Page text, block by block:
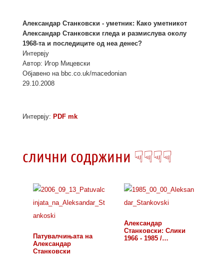
Александар Станковски ­- уметник: Како уметникот
Александар Станковски гледа и размислува околу
1968-та и последиците од неа денес?
Интервју
Автор: Игор Мицевски
Објавено на bbc.co.uk/macedonian
29.10.2008
Интервју: PDF mk
слични содржини ☟☟☟☟
Патувалчињата на
Александар
Станковски
Александар
Станковски: Слики
1966 - 1985 /…